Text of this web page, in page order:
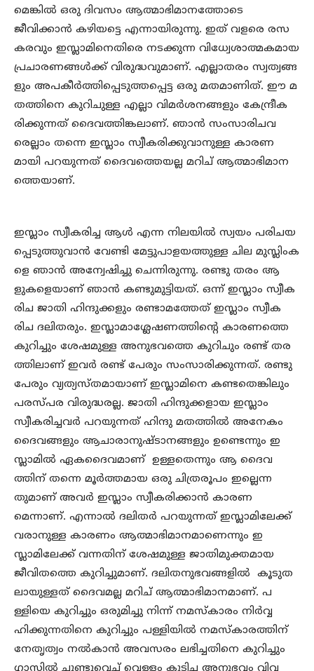
മെങ്കിൽ ഒരു ദിവസം ആത്മാഭിമാനത്തോടെ
ജീവിക്കാൻ കഴിയട്ടെ എന്നായിരുന്നു. ഇത് വളരെ രസ
കരവും ഇസ്ലാമിനെതിരെ നടക്കുന്ന വിധ്വേശാത്മകമായ
പ്രചാരണങ്ങൾക്ക് വിരുദ്ധവുമാണ്. എല്ലാതരം സ്വത്വങ്ങ
ളും അപകീർത്തിപ്പെടുത്തപ്പെട്ട ഒരു മതമാണിത്. ഈ മ
തത്തിനെ കുറിചുള്ള എല്ലാ വിമർശനങ്ങളും കേന്ദ്രീക
രിക്കുന്നത് ദൈവത്തിങ്കലാണ്. ഞാൻ സംസാരിചവ
രെല്ലാം തന്നെ ഇസ്ലാം സ്വീകരിക്കുവാനുള്ള കാരണ
മായി പറയുന്നത് ദൈവത്തെയല്ല മറിച് ആത്മാഭിമാന
ത്തെയാണ്.
ഇസ്ലാം സ്വീകരിച്ച ആൾ എന്ന നിലയിൽ സ്വയം പരിചയ
പ്പെടുത്തുവാൻ വേണ്ടി മേട്ടുപാളയത്തുള്ള ചില മുസ്ലിംക
ളെ ഞാൻ അന്വേഷിച്ചു ചെന്നിരുന്നു. രണ്ടു തരം ആ
ളുകളെയാണ് ഞാൻ കണ്ടുമുട്ടിയത്. ഒന്ന് ഇസ്ലാം സ്വീക
രിച ജാതി ഹിന്ദുക്കളും രണ്ടാമത്തേത് ഇസ്ലാം സ്വീക
രിച ദലിതരും. ഇസ്ലാമാശ്ലേഷണത്തിന്റെ കാരണത്തെ
കുറിച്ചും ശേഷമുള്ള അനുഭവത്തെ കുറിചും രണ്ട് തര
ത്തിലാണ് ഇവർ രണ്ട് പേരും സംസാരിക്കുന്നത്. രണ്ടു
പേരും വ്യത്യസ്തമായാണ് ഇസ്ലാമിനെ കണ്ടതെങ്കിലും
പരസ്പര വിരുദ്ധരല്ല. ജാതി ഹിന്ദുക്കളായ ഇസ്ലാം
സ്വീകരിച്ചവർ പറയുന്നത് ഹിന്ദു മതത്തിൽ അനേകം
ദൈവങ്ങളും ആചാരാനുഷ്ടാനങ്ങളും ഉണ്ടെന്നും ഇ
സ്ലാമിൽ ഏകദൈവമാണ് ഉള്ളതെന്നും ആ ദൈവ
ത്തിന് തന്നെ മൂർത്തമായ ഒരു ചിത്രരൂപം ഇല്ലെന്ന
തുമാണ് അവർ ഇസ്ലാം സ്വീകരിക്കാൻ കാരണ
മെന്നാണ്. എന്നാൽ ദലിതർ പറയുന്നത് ഇസ്ലാമിലേക്ക്
വരാനുള്ള കാരണം ആത്മാഭിമാനമാണെന്നും ഇ
സ്ലാമിലേക്ക് വന്നതിന് ശേഷമുള്ള ജാതിമുക്തമായ
ജീവിതത്തെ കുറിച്ചുമാണ്. ദലിതനുഭവങ്ങളിൽ കൂടുത
ലായുള്ളത് ദൈവമല്ല മറിച് ആത്മാഭിമാനമാണ്. പ
ള്ളിയെ കുറിച്ചും ഒരുമിച്ചു നിന്ന് നമസ്കാരം നിർവ്വ
ഹിക്കുന്നതിനെ കുറിച്ചും പള്ളിയിൽ നമസ്കാരത്തിന്
നേതൃത്വം നൽകാൻ അവസരം ലഭിച്ചതിനെ കുറിച്ചും